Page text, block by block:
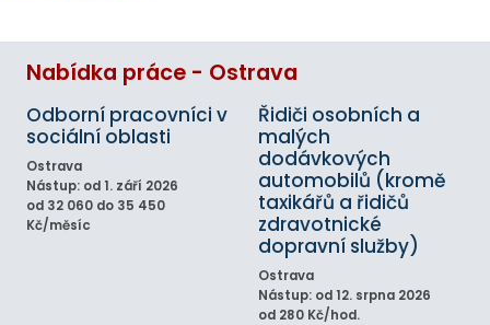
Nabídka práce - Ostrava
Odborní pracovníci v
sociální oblasti
Ostrava
Nástup: od 1. září 2026
od 32 060 do 35 450
Kč/měsíc
Řidiči osobních a
malých
dodávkových
automobilů (kromě
taxikářů a řidičů
zdravotnické
dopravní služby)
Ostrava
Nástup: od 12. srpna 2026
od 280 Kč/hod.